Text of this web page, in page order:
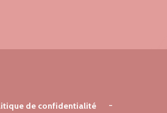
de confidentialité